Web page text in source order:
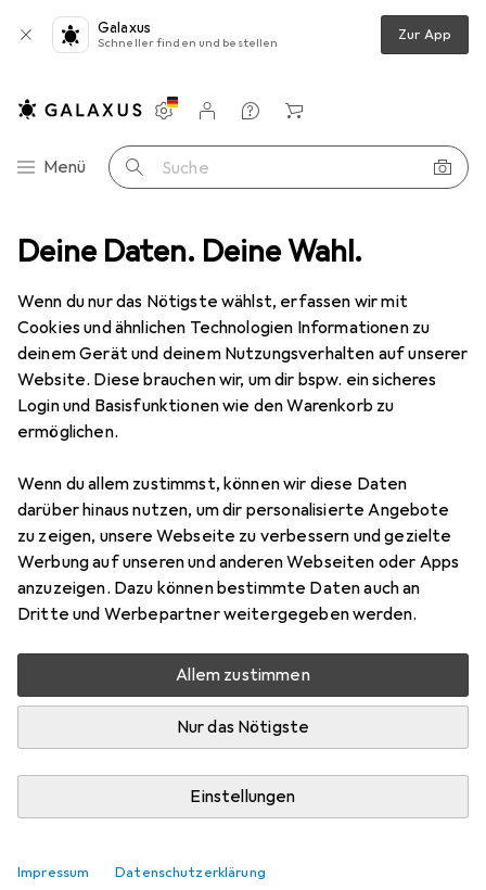
Deine Daten. Deine Wahl.
Wenn du nur das Nötigste wählst, erfassen wir mit
Cookies und ähnlichen Technologien Informationen zu
deinem Gerät und deinem Nutzungsverhalten auf unserer
Website. Diese brauchen wir, um dir bspw. ein sicheres
Login und Basisfunktionen wie den Warenkorb zu
ermöglichen.
Wenn du allem zustimmst, können wir diese Daten
darüber hinaus nutzen, um dir personalisierte Angebote
zu zeigen, unsere Webseite zu verbessern und gezielte
Werbung auf unseren und anderen Webseiten oder Apps
anzuzeigen. Dazu können bestimmte Daten auch an
Dritte und Werbepartner weitergegeben werden.
Allem zustimmen
Nur das Nötigste
Einstellungen
Impressum Datenschutzerklärung
Galaxus
Schneller finden und bestellen Zur App
Navigation nach Kategorien
Menü Suche
Einstellungen
Kundenkonto
Vergleichslisten
Merklisten
Warenkorb
Arbeitsbekleidung Sicherheitsschuhe
10 Bilder
Uvex 1 sport
Preis in EUR inkl. MwSt.
EUR
113,29
1
Bewertungen
Zwischen Sa, 15.8. und Mi, 19.8. geliefert
Nur 1 Stück an Lager beim Lieferanten
Benachrichtigen, wenn schneller verfügbar
Lieferort angeben für genaue Lieferzeit